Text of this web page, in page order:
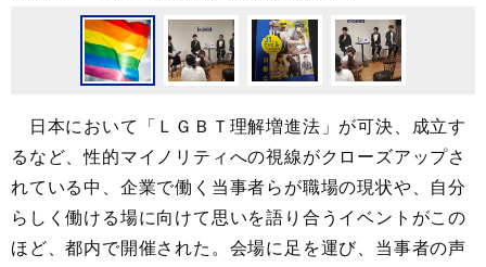
日本において「ＬＧＢＴ理解増進法」が可決、成立す
るなど、性的マイノリティへの視線がクローズアップさ
れている中、企業で働く当事者らが職場の現状や、自分
らしく働ける場に向けて思いを語り合うイベントがこの
ほど、都内で開催された。会場に足を運び、当事者の声